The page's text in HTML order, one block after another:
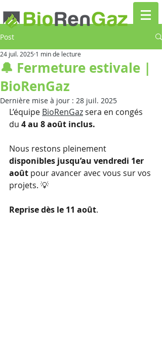
Post
🔔 Fermeture estivale |
BioRenGaz
24 juil. 2025 1 min de lecture
Dernière mise à jour : 28 juil. 2025
L’équipe BioRenGazsera en congés
du 4 au 8 août inclus.
Nous restons pleinement
disponibles jusqu’au vendredi 1er
août pour avancer avec vous sur vos
projets. 💡
Reprise dès le 11 août.